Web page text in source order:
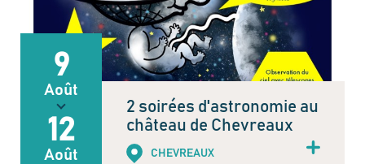
9
Août
12
Août
2 soirées d'astronomie au
château de Chevreaux
CHEVREAUX